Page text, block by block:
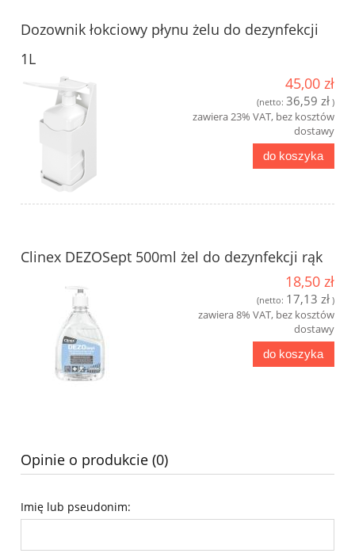
Dozownik łokciowy płynu żelu do dezynfekcji
1L
45,00 zł
(netto: 36,59 zł )
zawiera 23% VAT, bez kosztów
dostawy
do koszyka
Clinex DEZOSept 500ml żel do dezynfekcji rąk
18,50 zł
(netto: 17,13 zł )
zawiera 8% VAT, bez kosztów
dostawy
do koszyka
Opinie o produkcie (0)
Imię lub pseudonim: